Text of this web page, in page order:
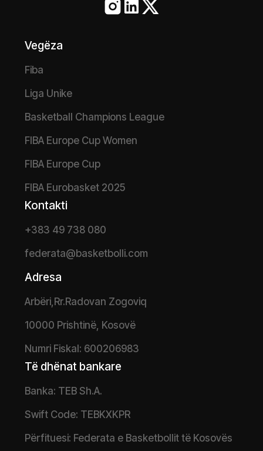
Vegëza
Fiba
Liga Unike
Basketball Champions League
FIBA Europe Cup Women
FIBA Europe Cup
FIBA Eurobasket 2025
Kontakti
+383 49 738 080
federata@basketbolli.com
Adresa
Arbëri,Rr.Radovan Zogoviq
10000 Prishtinë, Kosovë
Numri Fiskal: 600206983
Të dhënat bankare
Banka: TEB Sh.A.
Swift Code: TEBKXKPR
Përfituesi: Federata e Basketbollit të Kosovës